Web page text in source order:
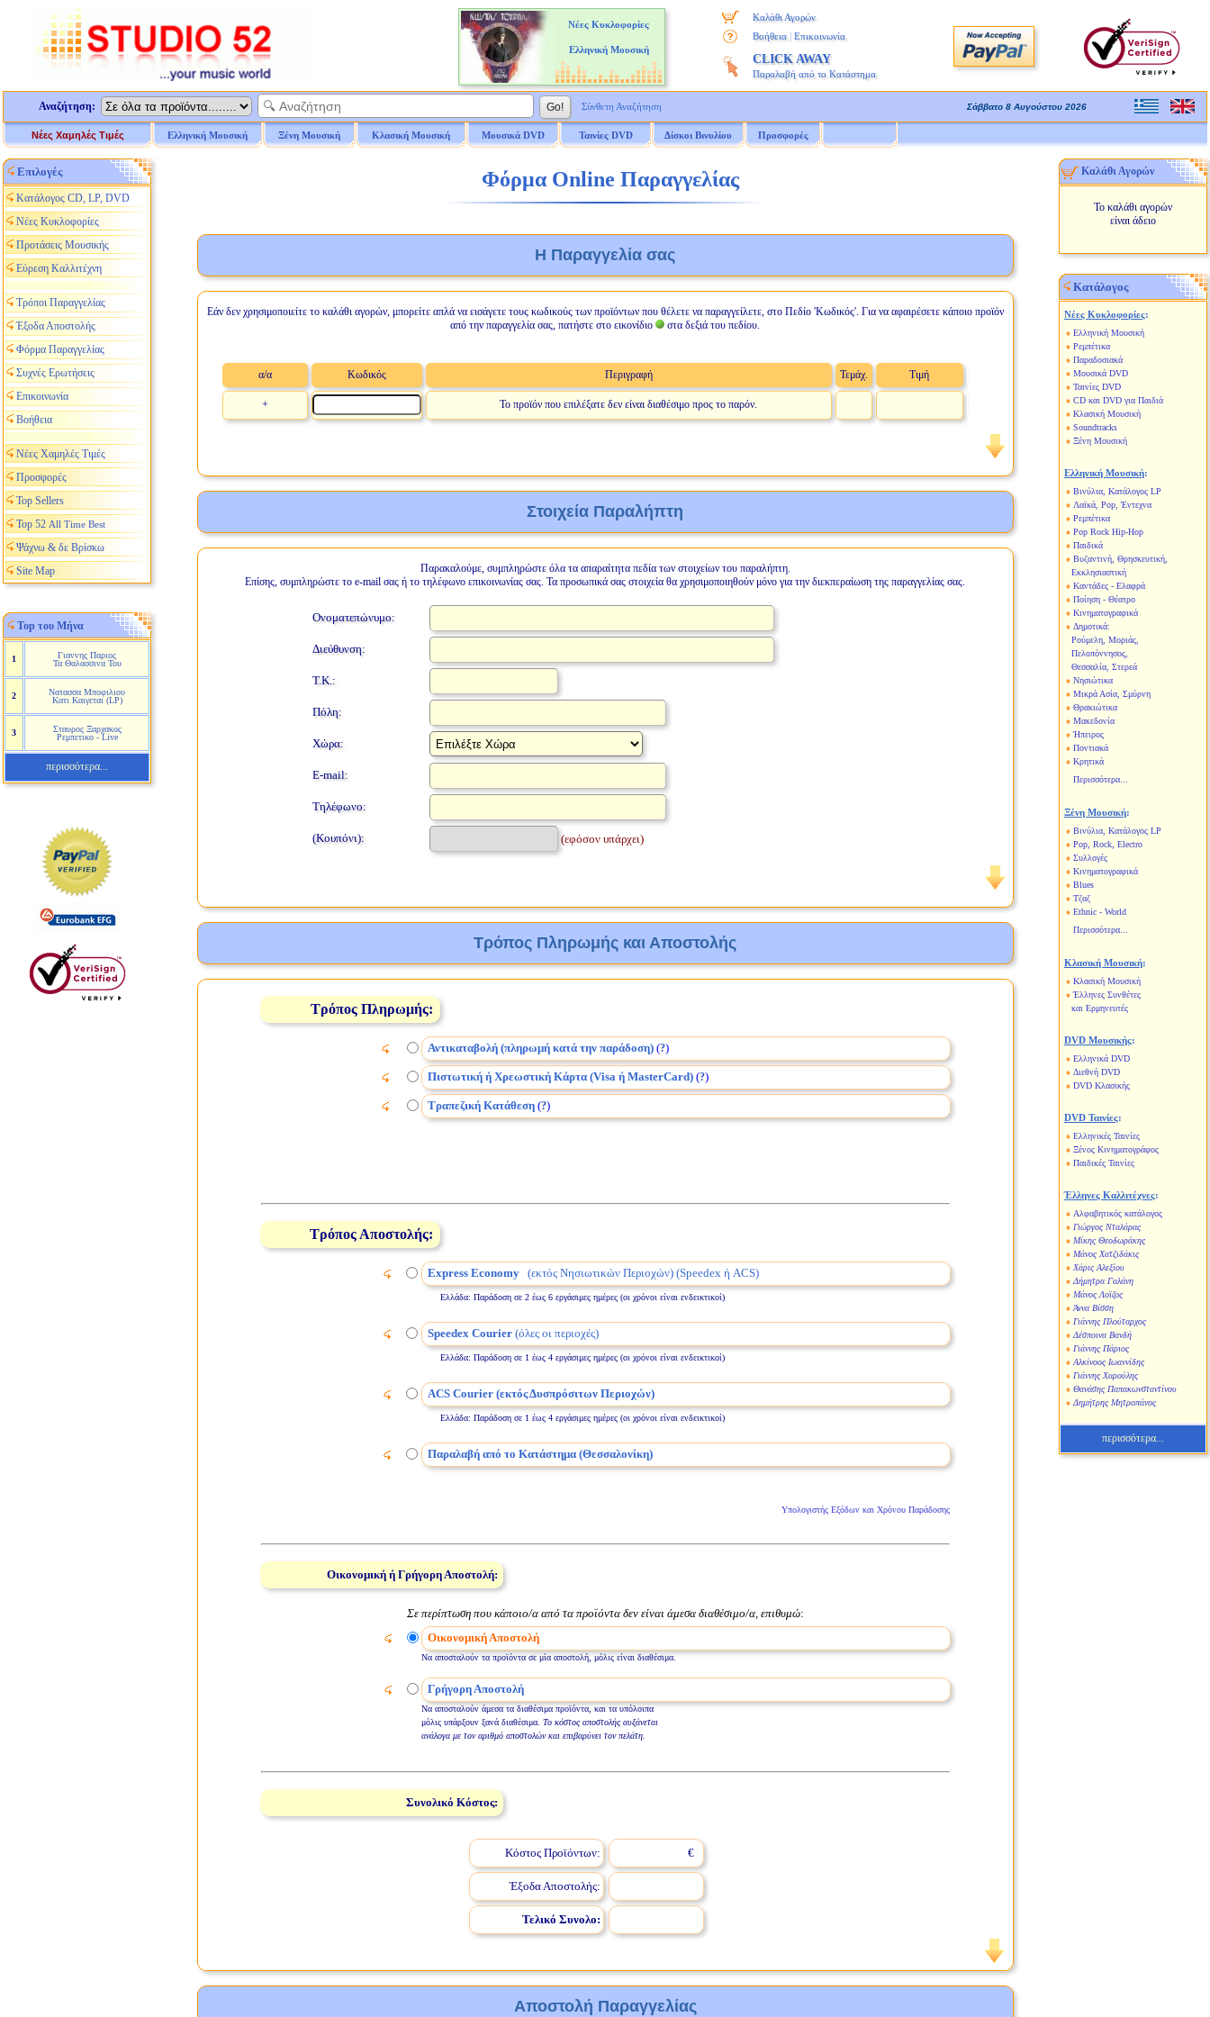
Νέες Κυκλοφορίες
Ελληνική Μουσική
Καλάθι Αγορών
Βοήθεια
Επικοινωνία
CLICK AWAY
Παραλαβή από το Κατάστημα
Αναζήτηση: Σύνθετη Αναζήτηση Σάββατο 8 Αυγούστου 2026
Νέες Χαμηλές Τιμές Ελληνική Μουσική Ξένη Μουσική Κλασική Μουσική Μουσικά DVD Ταινίες DVD Δίσκοι Βινυλίου Προσφορές
Επιλογές
Κατάλογος CD, LP, DVD
Νέες Κυκλοφορίες
Προτάσεις Μουσικής
Εύρεση Καλλιτέχνη
Τρόποι Παραγγελίας
Έξοδα Αποστολής
Φόρμα Παραγγελίας
Συχνές Ερωτήσεις
Επικοινωνία
Βοήθεια
Νέες Χαμηλές Τιμές
Προσφορές
Top Sellers
Top 52 All Time Best
Ψάχνω & δε Βρίσκω
Site Map
Top του Μήνα
1
Γιαννης Παριος
Τα Θαλασσινα Του
2
Νατασσα Μποφιλιου
Κατι Καιγεται (LP)
3
Σταυρος Ξαρχακος
Ρεμπετικο - Live
περισσότερα...
Φόρμα Online Παραγγελίας
Η Παραγγελία σας
Εάν δεν χρησιμοποιείτε το καλάθι αγορών, μπορείτε απλά να εισάγετε τους κωδικούς των προϊόντων που θέλετε να παραγγείλετε, στο Πεδίο 'Κωδικός'. Για να αφαιρέσετε κάποιο προϊόν
από την παραγγελία σας, πατήστε στο εικονίδιο
στα δεξιά του πεδίου.
α/α Κωδικός Περιγραφή Τεμάχ. Τιμή
+ Το προϊόν που επιλέξατε δεν είναι διαθέσιμο προς το παρόν.
Στοιχεία Παραλήπτη
Παρακαλούμε, συμπληρώστε όλα τα απαραίτητα πεδία των στοιχείων του παραλήπτη.
Επίσης, συμπληρώστε το e-mail σας ή το τηλέφωνο επικοινωνίας σας. Τα προσωπικά σας στοιχεία θα χρησιμοποιηθούν μόνο για την διεκπεραίωση της παραγγελίας σας.
Ονοματεπώνυμο:
Διεύθυνση:
Τ.Κ.:
Πόλη:
Χώρα:
E-mail:
Τηλέφωνο:
(Κουπόνι): (εφόσον υπάρχει)
Τρόπος Πληρωμής και Αποστολής
Τρόπος Πληρωμής:
Αντικαταβολή (πληρωμή κατά την παράδοση)(?)
Πιστωτική ή Χρεωστική Κάρτα (Visa ή MasterCard)(?)
Τραπεζική Κατάθεση(?)
Τρόπος Αποστολής:
Express Economy(εκτός Νησιωτικών Περιοχών) (Speedex ή ACS)
Ελλάδα: Παράδοση σε 2 έως 6 εργάσιμες ημέρες (οι χρόνοι είναι ενδεικτικοί)
Speedex Courier(όλες οι περιοχές)
Ελλάδα: Παράδοση σε 1 έως 4 εργάσιμες ημέρες (οι χρόνοι είναι ενδεικτικοί)
ACS Courier (εκτός Δυσπρόσιτων Περιοχών)
Ελλάδα: Παράδοση σε 1 έως 4 εργάσιμες ημέρες (οι χρόνοι είναι ενδεικτικοί)
Παραλαβή από το Κατάστημα (Θεσσαλονίκη)
Υπολογιστής Εξόδων και Χρόνου Παράδοσης
Οικονομική ή Γρήγορη Αποστολή:
Σε περίπτωση που κάποιο/α από τα προϊόντα δεν είναι άμεσα διαθέσιμο/α, επιθυμώ:
Οικονομική Αποστολή
Να αποσταλούν τα προϊόντα σε μία αποστολή, μόλις είναι διαθέσιμα.
Γρήγορη Αποστολή
Να αποσταλούν άμεσα τα διαθέσιμα προϊόντα, και τα υπόλοιπα
μόλις υπάρξουν ξανά διαθέσιμα. Το κόστος αποστολής αυξάνεται
ανάλογα με τον αριθμό αποστολών και επιβαρύνει τον πελάτη.
Συνολικό Κόστος:
Κόστος Προϊόντων: €
Έξοδα Αποστολής:
Τελικό Συνολο:
Αποστολή Παραγγελίας
Καλάθι Αγορών
Το καλάθι αγορών
είναι άδειο
Κατάλογος
Νέες Κυκλοφορίες:
Ελληνική Μουσική
Ρεμπέτικα
Παραδοσιακά
Μουσικά DVD
Ταινίες DVD
CD και DVD για Παιδιά
Κλασική Μουσική
Soundtracks
Ξένη Μουσική
Ελληνική Μουσική:
Βινύλια, Κατάλογος LP
Λαϊκά, Pop, Έντεχνα
Ρεμπέτικα
Pop Rock Hip-Hop
Παιδικά
Βυζαντινή, Θρησκευτική,
Εκκλησιαστική
Καντάδες - Ελαφρά
Ποίηση - Θέατρο
Κινηματογραφικά
Δημοτικά:
Ρούμελη, Μοριάς,
Πελοπόννησος,
Θεσσαλία, Στερεά
Νησιώτικα
Μικρά Ασία, Σμύρνη
Θρακιώτικα
Μακεδονία
Ήπειρος
Ποντιακά
Κρητικά
Περισσότερα...
Ξένη Μουσική:
Βινύλια, Κατάλογος LP
Pop, Rock, Electro
Συλλογές
Κινηματογραφικά
Blues
Τζαζ
Ethnic - World
Περισσότερα...
Κλασική Μουσική:
Κλασική Μουσική
Έλληνες Συνθέτες
και Ερμηνευτές
DVD Μουσικής:
Ελληνικά DVD
Διεθνή DVD
DVD Κλασικής
DVD Ταινίες:
Ελληνικές Ταινίες
Ξένος Κινηματογράφος
Παιδικές Ταινίες
Έλληνες Καλλιτέχνες:
Αλφαβητικός κατάλογος
Γιώργος Νταλάρας
Μίκης Θεοδωράκης
Μάνος Χατζιδάκις
Χάρις Αλεξίου
Δήμητρα Γαλάνη
Μάνος Λοϊζος
Άννα Βίσση
Γιάννης Πλούταρχος
Δέσποινα Βανδή
Γιάννης Πάριος
Αλκίνοος Ιωαννίδης
Γιάννης Χαρούλης
Θανάσης Παπακωνσταντίνου
Δημήτρης Μητροπάνος
περισσότερα...